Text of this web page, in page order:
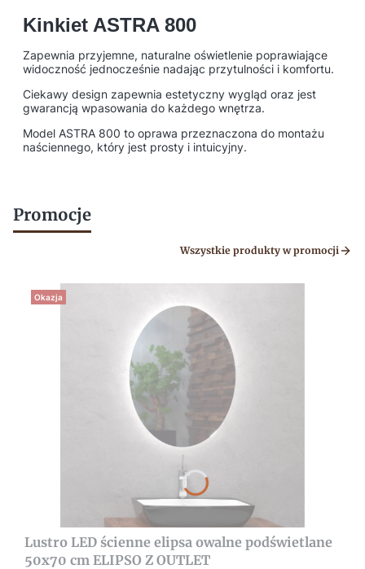
Kinkiet ASTRA 800
Zapewnia przyjemne, naturalne oświetlenie poprawiające
widoczność jednocześnie nadając przytulności i komfortu.
Ciekawy design zapewnia estetyczny wygląd oraz jest
gwarancją wpasowania do każdego wnętrza.
Model ASTRA 800 to oprawa przeznaczona do montażu
naściennego, który jest prosty i intuicyjny.
Promocje
Wszystkie produkty w promocji
Okazja
Lustro LED ścienne elipsa owalne podświetlane
50x70 cm ELIPSO Z OUTLET